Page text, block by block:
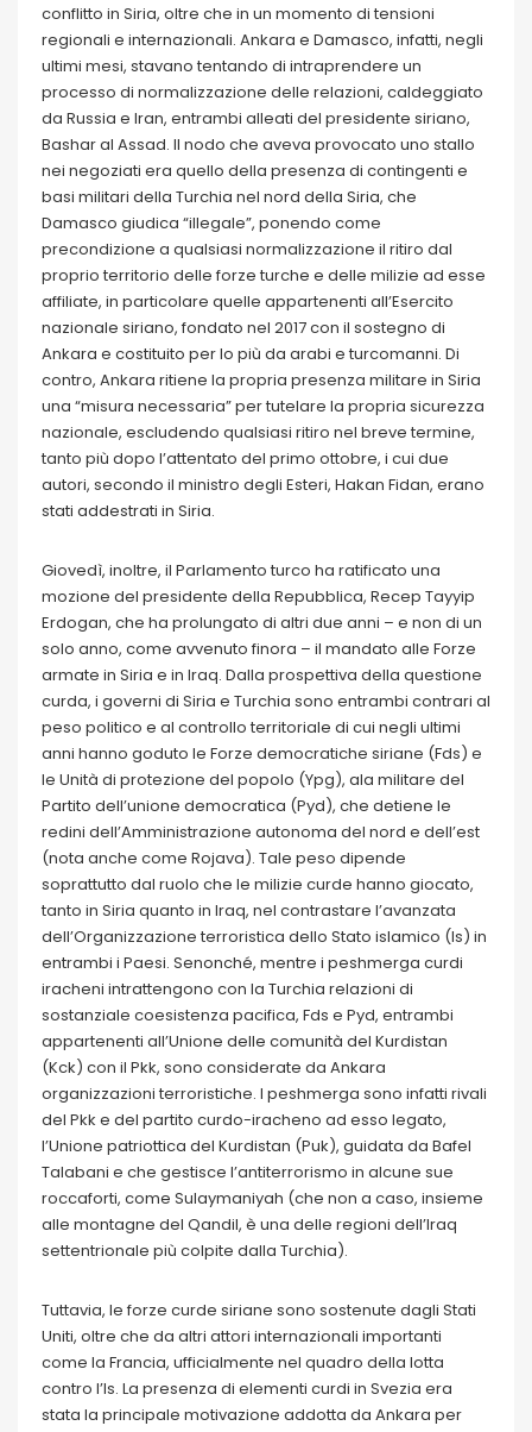
conflitto in Siria, oltre che in un momento di tensioni
regionali e internazionali. Ankara e Damasco, infatti, negli
ultimi mesi, stavano tentando di intraprendere un
processo di normalizzazione delle relazioni, caldeggiato
da Russia e Iran, entrambi alleati del presidente siriano,
Bashar al Assad. Il nodo che aveva provocato uno stallo
nei negoziati era quello della presenza di contingenti e
basi militari della Turchia nel nord della Siria, che
Damasco giudica “illegale”, ponendo come
precondizione a qualsiasi normalizzazione il ritiro dal
proprio territorio delle forze turche e delle milizie ad esse
affiliate, in particolare quelle appartenenti all’Esercito
nazionale siriano, fondato nel 2017 con il sostegno di
Ankara e costituito per lo più da arabi e turcomanni. Di
contro, Ankara ritiene la propria presenza militare in Siria
una “misura necessaria” per tutelare la propria sicurezza
nazionale, escludendo qualsiasi ritiro nel breve termine,
tanto più dopo l’attentato del primo ottobre, i cui due
autori, secondo il ministro degli Esteri, Hakan Fidan, erano
stati addestrati in Siria.
Giovedì, inoltre, il Parlamento turco ha ratificato una
mozione del presidente della Repubblica, Recep Tayyip
Erdogan, che ha prolungato di altri due anni – e non di un
solo anno, come avvenuto finora – il mandato alle Forze
armate in Siria e in Iraq. Dalla prospettiva della questione
curda, i governi di Siria e Turchia sono entrambi contrari al
peso politico e al controllo territoriale di cui negli ultimi
anni hanno goduto le Forze democratiche siriane (Fds) e
le Unità di protezione del popolo (Ypg), ala militare del
Partito dell’unione democratica (Pyd), che detiene le
redini dell’Amministrazione autonoma del nord e dell’est
(nota anche come Rojava). Tale peso dipende
soprattutto dal ruolo che le milizie curde hanno giocato,
tanto in Siria quanto in Iraq, nel contrastare l’avanzata
dell’Organizzazione terroristica dello Stato islamico (Is) in
entrambi i Paesi. Senonché, mentre i peshmerga curdi
iracheni intrattengono con la Turchia relazioni di
sostanziale coesistenza pacifica, Fds e Pyd, entrambi
appartenenti all’Unione delle comunità del Kurdistan
(Kck) con il Pkk, sono considerate da Ankara
organizzazioni terroristiche. I peshmerga sono infatti rivali
del Pkk e del partito curdo-iracheno ad esso legato,
l’Unione patriottica del Kurdistan (Puk), guidata da Bafel
Talabani e che gestisce l’antiterrorismo in alcune sue
roccaforti, come Sulaymaniyah (che non a caso, insieme
alle montagne del Qandil, è una delle regioni dell’Iraq
settentrionale più colpite dalla Turchia).
Tuttavia, le forze curde siriane sono sostenute dagli Stati
Uniti, oltre che da altri attori internazionali importanti
come la Francia, ufficialmente nel quadro della lotta
contro l’Is. La presenza di elementi curdi in Svezia era
stata la principale motivazione addotta da Ankara per